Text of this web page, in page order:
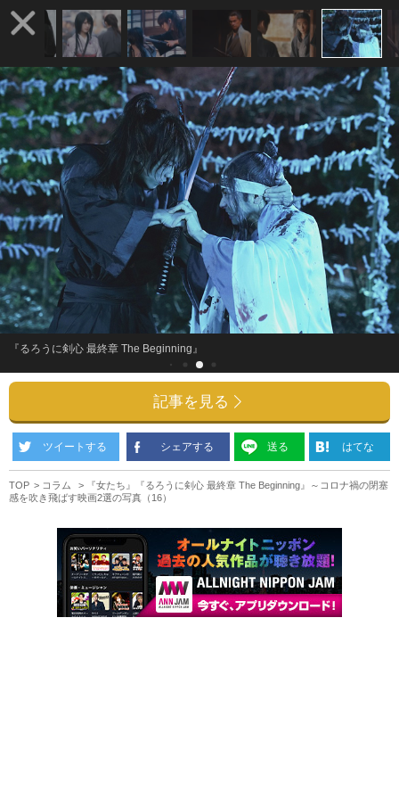
『るろうに剣心 最終章 The Beginning』
記事を見る
ツイートする シェアする 送る はてな
TOP コラム
『女たち』『るろうに剣心 最終章 The Beginning』～コロナ禍の閉塞
感を吹き飛ばす映画2選の写真（16）